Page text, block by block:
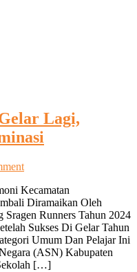
Lagi,
on
Runners
5K
Di
Gelar
Lagi,
Peserta
Pelajar
Kecamatan
Diramaikan Oleh
Runners Tahun 2024
Sukses Di Gelar Tahun
Umum Dan Pelajar Ini
(ASN) Kabupaten
[…]